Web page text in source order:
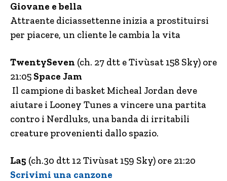
Giovane e bella
Attraente diciassettenne inizia a prostituirsi
per piacere, un cliente le cambia la vita
TwentySeven (ch. 27 dtt e Tivùsat 158 Sky) ore
21:05 Space Jam
Il campione di basket Micheal Jordan deve
aiutare i Looney Tunes a vincere una partita
contro i Nerdluks, una banda di irritabili
creature provenienti dallo spazio.
La5 (ch.30 dtt 12 Tivùsat 159 Sky) ore 21:20
Scrivimi una canzone